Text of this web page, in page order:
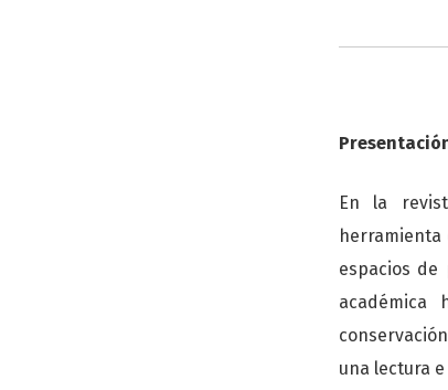
En la
herramienta
espacios
una lectura